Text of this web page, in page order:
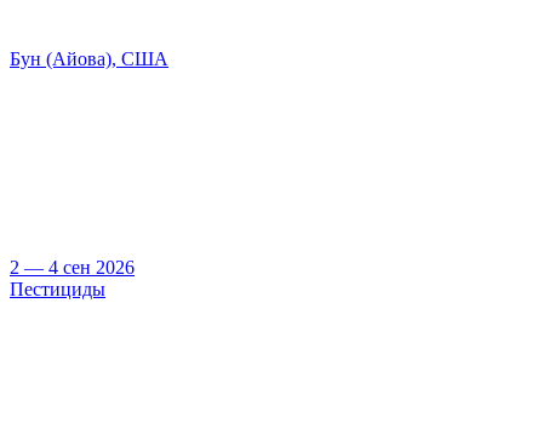
Бун (Айова), США
2 — 4 сен 2026
Пестициды